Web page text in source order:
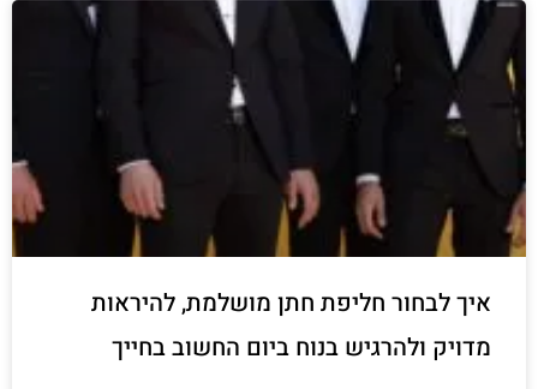
איך לבחור חליפת חתן מושלמת, להיראות
מדויק ולהרגיש בנוח ביום החשוב בחייך